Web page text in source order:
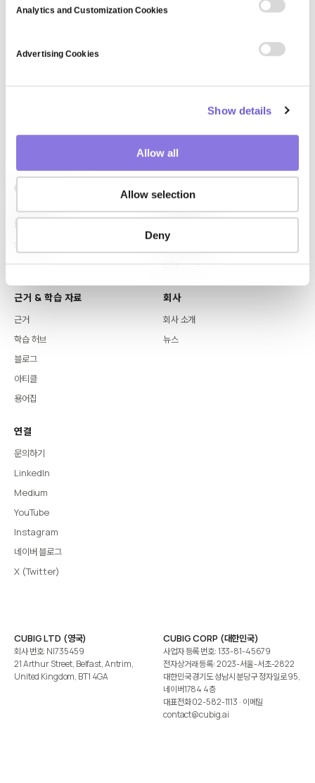
Analytics and Customization Cookies
Advertising Cookies
Show details
Allow all
Allow selection
Deny
플랫폼 핵심 역량
LLM Capsule
DTS
근거 & 학습 자료
근거
학습 허브
블로그
아티클
용어집
회사
회사 소개
뉴스
연결
문의하기
LinkedIn
Medium
YouTube
Instagram
네이버 블로그
X (Twitter)
CUBIG LTD (영국)
회사 번호: NI735459
21 Arthur Street, Belfast, Antrim,
United Kingdom, BT1 4GA
CUBIG CORP (대한민국)
사업자 등록 번호: 133-81-45679
전자상거래 등록: 2023-서울-서초-2822
대한민국 경기도 성남시 분당구 정자일로 95,
네이버1784 4층
대표전화02-582-1113 · 이메일
contact@cubig.ai